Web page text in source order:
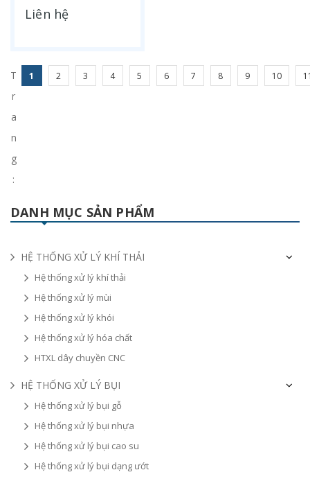
Liên hệ
T
r
a
n
g
:
1 2 3 4 5 6 7 8 9 10
DANH MỤC SẢN PHẨM
HỆ THỐNG XỬ LÝ KHÍ THẢI
Hệ thống xử lý khí thải
Hệ thống xử lý mùi
Hệ thống xử lý khói
Hệ thống xử lý hóa chất
HTXL dây chuyền CNC
HỆ THỐNG XỬ LÝ BỤI
Hệ thống xử lý bụi gỗ
Hệ thống xử lý bụi nhựa
Hệ thống xử lý bụi cao su
Hệ thống xử lý bụi dạng ướt